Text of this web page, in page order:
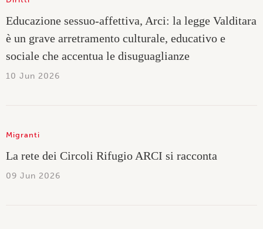
Educazione sessuo-affettiva, Arci: la legge Valditara
è un grave arretramento culturale, educativo e
sociale che accentua le disuguaglianze
10 Jun 2026
Migranti
La rete dei Circoli Rifugio ARCI si racconta
09 Jun 2026